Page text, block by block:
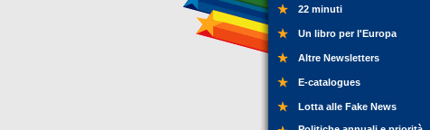
22 minuti
Un libro per l'Europa
Altre Newsletters
E-catalogues
Lotta alle Fake News